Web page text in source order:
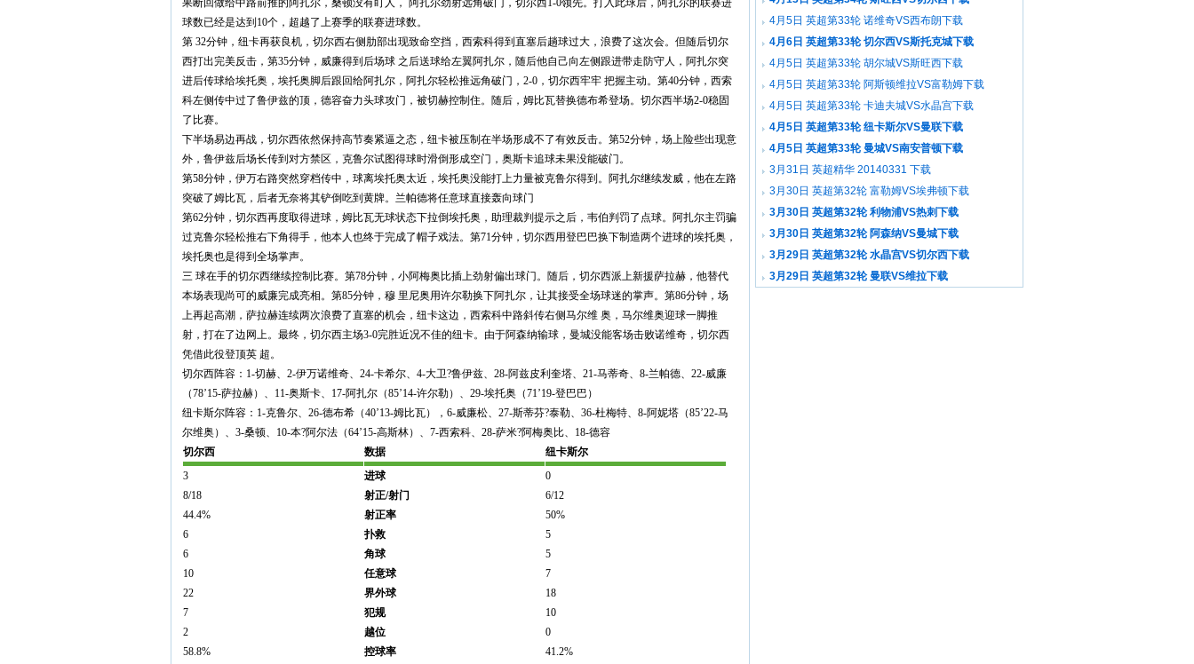
果断回做给中路前推的阿扎尔，桑顿没有盯人， 阿扎尔劲射远角破门，切尔西1-0领先。打入此球后，阿扎尔的联赛进
球数已经是达到10个，超越了上赛季的联赛进球数。
第 32分钟，纽卡再获良机，切尔西右侧肋部出现致命空挡，西索科得到直塞后趟球过大，浪费了这次会。但随后切尔
西打出完美反击，第35分钟，威廉得到后场球 之后送球给左翼阿扎尔，随后他自己向左侧跟进带走防守人，阿扎尔突
进后传球给埃托奥，埃托奥脚后跟回给阿扎尔，阿扎尔轻松推远角破门，2-0，切尔西牢牢 把握主动。第40分钟，西索
科左侧传中过了鲁伊兹的顶，德容奋力头球攻门，被切赫控制住。随后，姆比瓦替换德布希登场。切尔西半场2-0稳固
了比赛。
下半场易边再战，切尔西依然保持高节奏紧逼之态，纽卡被压制在半场形成不了有效反击。第52分钟，场上险些出现意
外，鲁伊兹后场长传到对方禁区，克鲁尔试图得球时滑倒形成空门，奥斯卡追球未果没能破门。
第58分钟，伊万右路突然穿档传中，球离埃托奥太近，埃托奥没能打上力量被克鲁尔得到。阿扎尔继续发威，他在左路
突破了姆比瓦，后者无奈将其铲倒吃到黄牌。兰帕德将任意球直接轰向球门
第62分钟，切尔西再度取得进球，姆比瓦无球状态下拉倒埃托奥，助理裁判提示之后，韦伯判罚了点球。阿扎尔主罚骗
过克鲁尔轻松推右下角得手，他本人也终于完成了帽子戏法。第71分钟，切尔西用登巴巴换下制造两个进球的埃托奥，
埃托奥也是得到全场掌声。
三 球在手的切尔西继续控制比赛。第78分钟，小阿梅奥比插上劲射偏出球门。随后，切尔西派上新援萨拉赫，他替代
本场表现尚可的威廉完成亮相。第85分钟，穆 里尼奥用许尔勒换下阿扎尔，让其接受全场球迷的掌声。第86分钟，场
上再起高潮，萨拉赫连续两次浪费了直塞的机会，纽卡这边，西索科中路斜传右侧马尔维 奥，马尔维奥迎球一脚推
射，打在了边网上。最终，切尔西主场3-0完胜近况不佳的纽卡。由于阿森纳输球，曼城没能客场击败诺维奇，切尔西
凭借此役登顶英 超。
切尔西阵容：1-切赫、2-伊万诺维奇、24-卡希尔、4-大卫?鲁伊兹、28-阿兹皮利奎塔、21-马蒂奇、8-兰帕德、22-威廉
（78’15-萨拉赫）、11-奥斯卡、17-阿扎尔（85’14-许尔勒）、29-埃托奥（71’19-登巴巴）
纽卡斯尔阵容：1-克鲁尔、26-德布希（40’13-姆比瓦），6-威廉松、27-斯蒂芬?泰勒、36-杜梅特、8-阿妮塔（85’22-马
尔维奥）、3-桑顿、10-本?阿尔法（64’15-高斯林）、7-西索科、28-萨米?阿梅奥比、18-德容
切尔西
数据
纽卡斯尔
3
进球
0
8/18
射正/射门
6/12
44.4%
射正率
50%
6
扑救
5
6
角球
5
10
任意球
7
22
界外球
18
7
犯规
10
2
越位
0
58.8%
控球率
41.2%
4月5日 英超第33轮 诺维奇VS西布朗下载
4月6日 英超第33轮 切尔西VS斯托克城下载
4月5日 英超第33轮 胡尔城VS斯旺西下载
4月5日 英超第33轮 阿斯顿维拉VS富勒姆下载
4月5日 英超第33轮 卡迪夫城VS水晶宫下载
4月5日 英超第33轮 纽卡斯尔VS曼联下载
4月5日 英超第33轮 曼城VS南安普顿下载
3月31日 英超精华 20140331 下载
3月30日 英超第32轮 富勒姆VS埃弗顿下载
3月30日 英超第32轮 利物浦VS热刺下载
3月30日 英超第32轮 阿森纳VS曼城下载
3月29日 英超第32轮 水晶宫VS切尔西下载
3月29日 英超第32轮 曼联VS维拉下载